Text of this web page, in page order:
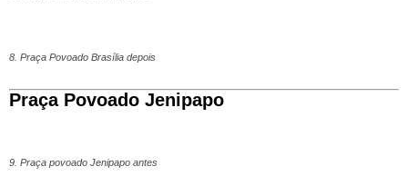
8. Praça Povoado Brasília depois
Praça Povoado Jenipapo
9. Praça povoado Jenipapo antes